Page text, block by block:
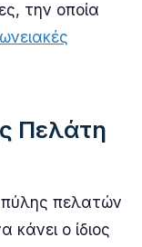
την οποία
Πελάτη
πύλης πελατών
κάνει ο ίδιος